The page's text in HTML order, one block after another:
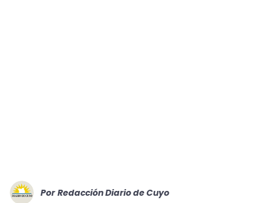
Por Redacción Diario de Cuyo